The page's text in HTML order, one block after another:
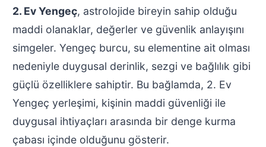
2. Ev Yengeç, astrolojide bireyin sahip olduğu
maddi olanaklar, değerler ve güvenlik anlayışını
simgeler. Yengeç burcu, su elementine ait olması
nedeniyle duygusal derinlik, sezgi ve bağlılık gibi
güçlü özelliklere sahiptir. Bu bağlamda, 2. Ev
Yengeç yerleşimi, kişinin maddi güvenliği ile
duygusal ihtiyaçları arasında bir denge kurma
çabası içinde olduğunu gösterir.